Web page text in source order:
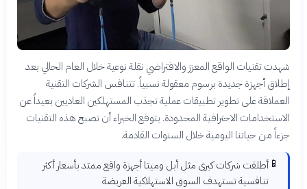
شهدت تقنيات الواقع المعزز والافتراضي نقلة نوعية خلال العام الحالي بعد
إطلاق أجهزة جديدة برسوم معقولة نسبياً. تتنافس الشركات التقنية
العملاقة على تطوير تطبيقات عملية تجذب المستهلكين العاديين بعيداً عن
الاستخدامات الاحترافية المحدودة. يتوقع الخبراء أن تصبح هذه التقنيات
جزءاً من حياتنا اليومية خلال السنوات القادمة.
📱 أطلقت شركات كبرى مثل أبل وميتا أجهزة واقع ممتد بأسعار أكثر
تنافسية تستهدف السوق الاستهلاكية العريضة